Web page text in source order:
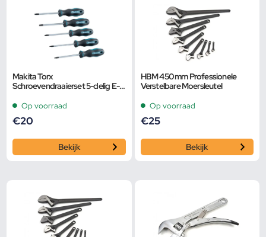
Makita Torx
Schroevendraaierset 5-delig E-
Op voorraad
€20
Bekijk
HBM 450 mm Professionele
Verstelbare Moersleutel
Op voorraad
€25
Bekijk